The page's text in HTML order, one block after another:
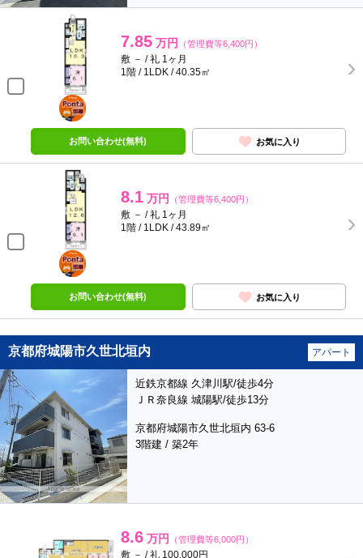
7.85 万円 （管理費等6,400円）
敷 － / 礼 1ヶ月
1階 / 1LDK / 40.35㎡
ポンタ
部屋
お問い合わせ(無料) お気に入り
8.1 万円 （管理費等6,400円）
敷 － / 礼 1ヶ月
1階 / 1LDK / 43.89㎡
ポンタ
部屋
お問い合わせ(無料) お気に入り
京都府城陽市久世北垣内 アパート
近鉄京都線 久津川駅/徒歩4分
ＪＲ奈良線 城陽駅/徒歩13分
京都府城陽市久世北垣内 63-6
3階建 / 築2年
8.6 万円 （管理費等6,000円）
敷 － / 礼 100,000円